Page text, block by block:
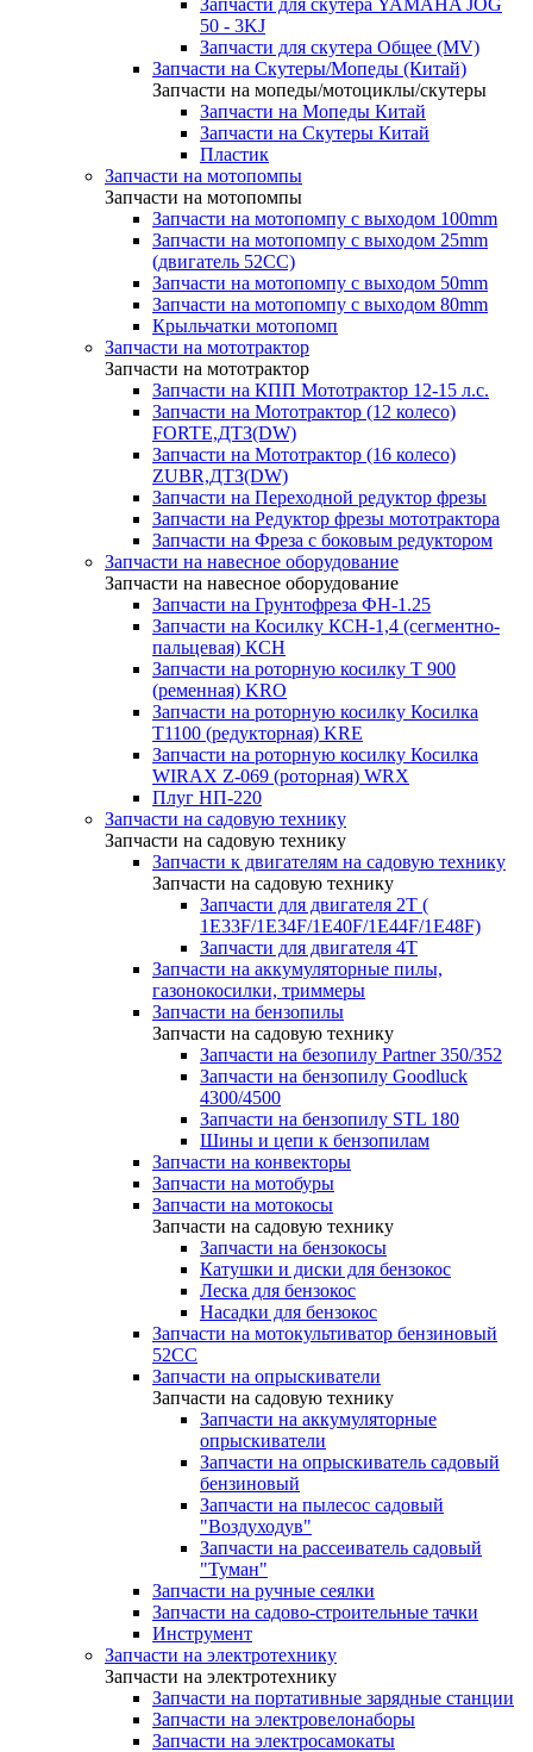
Запчасти для скутера YAMAHA JOG
50 - 3KJ
Запчасти для скутера Общее (MV)
Запчасти на Скутеры/Мопеды (Китай)
Запчасти на мопеды/мотоциклы/скутеры
Запчасти на Мопеды Китай
Запчасти на Скутеры Китай
Пластик
Запчасти на мотопомпы
Запчасти на мотопомпы
Запчасти на мотопомпу с выходом 100mm
Запчасти на мотопомпу с выходом 25mm
(двигатель 52CC)
Запчасти на мотопомпу с выходом 50mm
Запчасти на мотопомпу с выходом 80mm
Крыльчатки мотопомп
Запчасти на мототрактор
Запчасти на мототрактор
Запчасти на КПП Мототрактор 12-15 л.с.
Запчасти на Мототрактор (12 колесо)
FORTE,ДТЗ(DW)
Запчасти на Мототрактор (16 колесо)
ZUBR,ДТЗ(DW)
Запчасти на Переходной редуктор фрезы
Запчасти на Редуктор фрезы мототрактора
Запчасти на Фреза с боковым редуктором
Запчасти на навесное оборудование
Запчасти на навесное оборудование
Запчасти на Грунтофреза ФН-1.25
Запчасти на Косилку КСН-1,4 (сегментно-
пальцевая) КСН
Запчасти на роторную косилку T 900
(ременная) KRO
Запчасти на роторную косилку Косилка
T1100 (редукторная) KRE
Запчасти на роторную косилку Косилка
WIRAX Z-069 (роторная) WRX
Плуг НП-220
Запчасти на садовую технику
Запчасти на садовую технику
Запчасти к двигателям на садовую технику
Запчасти на садовую технику
Запчасти для двигателя 2Т (
1Е33F/1E34F/1Е40F/1E44F/1Е48F)
Запчасти для двигателя 4Т
Запчасти на аккумуляторные пилы,
газонокосилки, триммеры
Запчасти на бензопилы
Запчасти на садовую технику
Запчасти на безопилу Partner 350/352
Запчасти на бензопилу Goodluck
4300/4500
Запчасти на бензопилу STL 180
Шины и цепи к бензопилам
Запчасти на конвекторы
Запчасти на мотобуры
Запчасти на мотокосы
Запчасти на садовую технику
Запчасти на бензокосы
Катушки и диски для бензокос
Леска для бензокос
Насадки для бензокос
Запчасти на мотокультиватор бензиновый
52СС
Запчасти на опрыскиватели
Запчасти на садовую технику
Запчасти на аккумуляторные
опрыскиватели
Запчасти на опрыскиватель садовый
бензиновый
Запчасти на пылесос садовый
"Воздуходув"
Запчасти на рассеиватель садовый
"Туман"
Запчасти на ручные сеялки
Запчасти на садово-строительные тачки
Инструмент
Запчасти на электротехнику
Запчасти на электротехнику
Запчасти на портативные зарядные станции
Запчасти на электровелонаборы
Запчасти на электросамокаты